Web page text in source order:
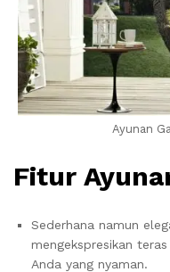
Ayunan
Fitur
Sederhana namun
mengekspresikan
Anda yang nyaman.